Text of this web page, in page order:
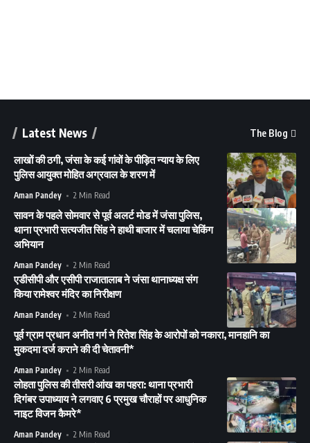
Latest News The Blog
लाखों की ठगी, जंसा के कई गांवों के पीड़ित न्याय के लिए
पुलिस आयुक्त मोहित अग्रवाल के शरण में
Aman Pandey 2 Min Read
सावन के पहले सोमवार से पूर्व अलर्ट मोड में जंसा पुलिस,
थाना प्रभारी सत्यजीत सिंह ने हाथी बाजार में चलाया चेकिंग
अभियान
Aman Pandey 2 Min Read
एडीसीपी और एसीपी राजातालाब ने जंसा थानाध्यक्ष संग
किया रामेश्वर मंदिर का निरीक्षण
Aman Pandey 2 Min Read
पूर्व ग्राम प्रधान अनीत गर्ग ने रितेश सिंह के आरोपों को नकारा, मानहानि का
मुकदमा दर्ज कराने की दी चेतावनी*
Aman Pandey 2 Min Read
लोहता पुलिस की तीसरी आंख का पहरा: थाना प्रभारी
दिगंबर उपाध्याय ने लगवाए 6 प्रमुख चौराहों पर आधुनिक
नाइट विजन कैमरे*
Aman Pandey 2 Min Read